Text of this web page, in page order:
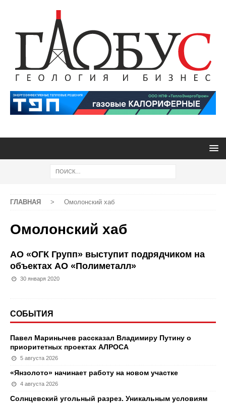
ГЛАВНАЯ > Омолонский хаб
Омолонский хаб
АО «ОГК Групп» выступит подрядчиком на
объектах АО «Полиметалл»
30 января 2020
СОБЫТИЯ
Павел Маринычев рассказал Владимиру Путину о
приоритетных проектах АЛРОСА
5 августа 2026
«Янзолото» начинает работу на новом участке
4 августа 2026
Солнцевский угольный разрез. Уникальным условиям